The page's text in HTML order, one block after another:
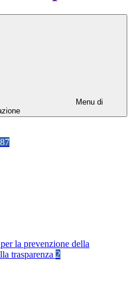
Menu di
87
la prevenzione della
trasparenza 2